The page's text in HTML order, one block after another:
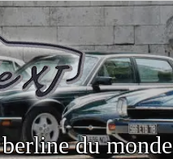
du monde